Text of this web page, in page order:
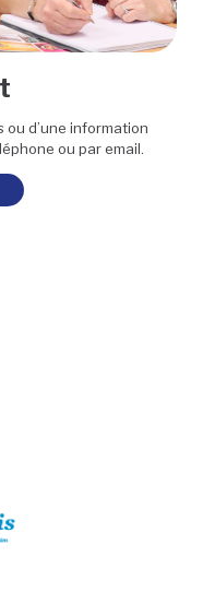
d’une information
ou par email.